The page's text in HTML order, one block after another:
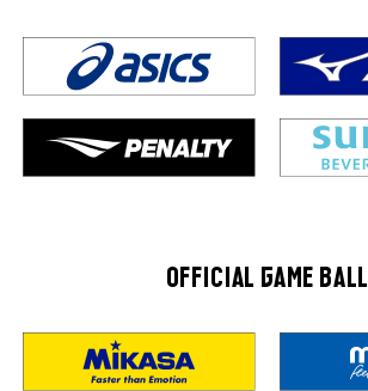
OFFICIAL GAME BALL